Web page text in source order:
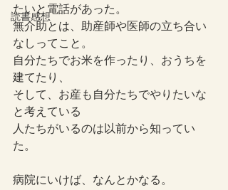
読書感想
たいと電話があった。
無介助とは、助産師や医師の立ち合い
なしってこと。
自分たちでお米を作ったり、おうちを
建てたり、
そして、お産も自分たちでやりたいな
と考えている
人たちがいるのは以前から知ってい
た。
病院にいけば、なんとかなる。